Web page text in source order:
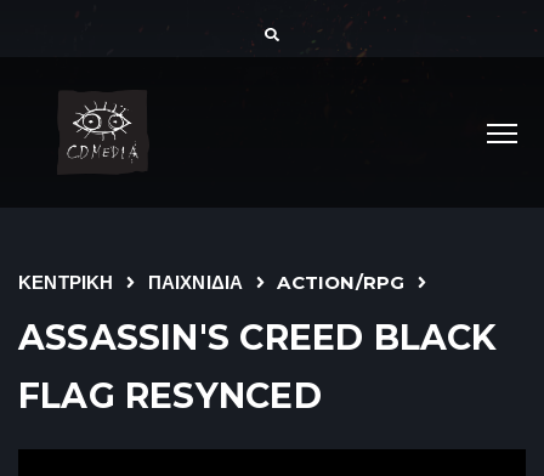
ΚΕΝΤΡΙΚΗ ΠΑΙΧΝΙΔΙΑ ACTION/RPG
ASSASSIN'S CREED BLACK
FLAG RESYNCED